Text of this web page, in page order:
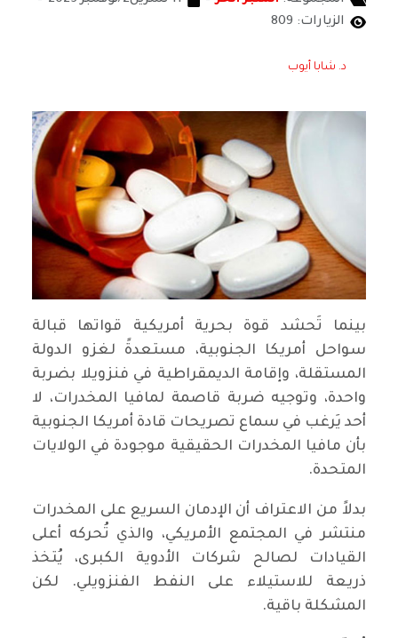
الزيارات: 809
د. شابا أيوب
بينما تَحشد قوة بحرية أمريكية قواتها قبالة
سواحل أمريكا الجنوبية، مستعدةً لغزو الدولة
المستقلة، وإقامة الديمقراطية في فنزويلا بضربة
واحدة، وتوجيه ضربة قاصمة لمافيا المخدرات، لا
أحد يَرغب في سماع تصريحات قادة أمريكا الجنوبية
بأن مافيا المخدرات الحقيقية موجودة في الولايات
المتحدة.
بدلاً من الاعتراف أن الإدمان السريع على المخدرات
منتشر في المجتمع الأمريكي، والذي تُحركه أعلى
القيادات لصالح شركات الأدوية الكبرى، يُتخذ
ذريعة للاستيلاء على النفط الفنزويلي. لكن
المشكلة باقية.